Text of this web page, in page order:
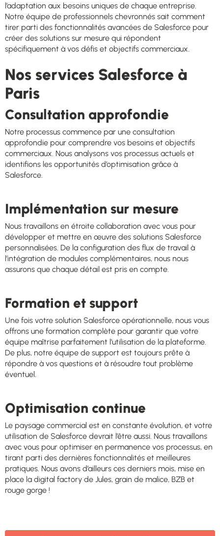
l’adaptation aux besoins uniques de chaque entreprise.
Notre équipe de professionnels chevronnés sait comment
tirer parti des fonctionnalités avancées de Salesforce pour
créer des solutions sur mesure qui répondent
spécifiquement à vos défis et objectifs commerciaux.
Nos services Salesforce à
Paris
Consultation approfondie
Notre processus commence par une consultation
approfondie pour comprendre vos besoins et objectifs
commerciaux. Nous analysons vos processus actuels et
identifions les opportunités d’optimisation grâce à
Salesforce.
Implémentation sur mesure
Nous travaillons en étroite collaboration avec vous pour
développer et mettre en œuvre des solutions Salesforce
personnalisées. De la configuration des flux de travail à
l’intégration de modules complémentaires, nous nous
assurons que chaque détail est pris en compte.
Formation et support
Une fois votre solution Salesforce opérationnelle, nous vous
offrons une formation complète pour garantir que votre
équipe maîtrise parfaitement l’utilisation de la plateforme.
De plus, notre équipe de support est toujours prête à
répondre à vos questions et à résoudre tout problème
éventuel.
Optimisation continue
Le paysage commercial est en constante évolution, et votre
utilisation de Salesforce devrait l’être aussi. Nous travaillons
avec vous pour optimiser en permanence vos processus, en
tirant parti des dernières fonctionnalités et meilleures
pratiques. Nous avons d’ailleurs ces derniers mois, mise en
place la digital factory de Jules, grain de malice, BZB et
rouge gorge !